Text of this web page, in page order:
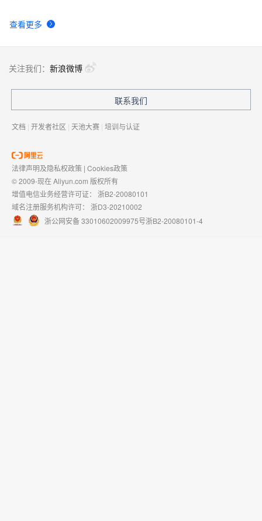
查看更多
关注我们： 新浪微博
联系我们
文档 | 开发者社区 | 天池大赛 | 培训与认证
法律声明及隐私权政策 | Cookies政策
© 2009-现在 Aliyun.com 版权所有
增值电信业务经营许可证： 浙B2-20080101
域名注册服务机构许可： 浙D3-20210002
浙公网安备 33010602009975号浙B2-20080101-4